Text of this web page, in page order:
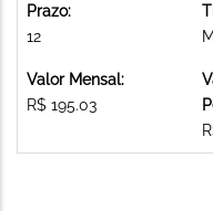
Prazo:
12
Valor Mensal:
R$ 195.03